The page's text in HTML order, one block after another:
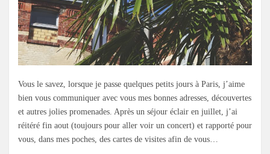
Vous le savez, lorsque je passe quelques petits jours à Paris, j’aime
bien vous communiquer avec vous mes bonnes adresses, découvertes
et autres jolies promenades. Après un séjour éclair en juillet, j’ai
réitéré fin aout (toujours pour aller voir un concert) et rapporté pour
vous, dans mes poches, des cartes de visites afin de vous…